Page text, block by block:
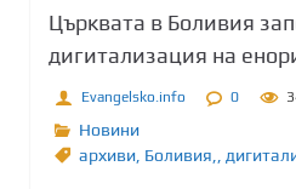
Църквата в Боливия
дигитализация на
Evangelsko.info 0
Новини
архиви Боливия,